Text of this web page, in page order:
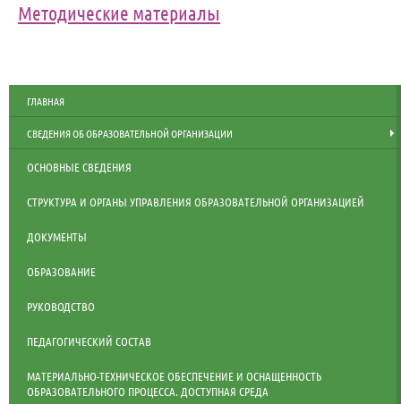
Методические материалы
ГЛАВНАЯ
СВЕДЕНИЯ ОБ ОБРАЗОВАТЕЛЬНОЙ ОРГАНИЗАЦИИ
ОСНОВНЫЕ СВЕДЕНИЯ
СТРУКТУРА И ОРГАНЫ УПРАВЛЕНИЯ ОБРАЗОВАТЕЛЬНОЙ ОРГАНИЗАЦИЕЙ
ДОКУМЕНТЫ
ОБРАЗОВАНИЕ
РУКОВОДСТВО
ПЕДАГОГИЧЕСКИЙ СОСТАВ
МАТЕРИАЛЬНО-ТЕХНИЧЕСКОЕ ОБЕСПЕЧЕНИЕ И ОСНАЩЕННОСТЬ
ОБРАЗОВАТЕЛЬНОГО ПРОЦЕССА. ДОСТУПНАЯ СРЕДА